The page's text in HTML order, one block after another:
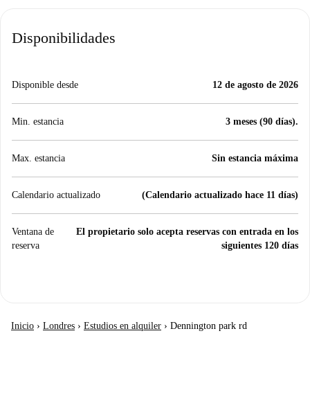
Disponibilidades
Disponible desde 12 de agosto de 2026
Min. estancia 3 meses (90 días).
Max. estancia Sin estancia máxima
Calendario actualizado (Calendario actualizado hace 11 días)
Ventana de
reserva
El propietario solo acepta reservas con entrada en los
siguientes 120 días
Inicio › Londres › Estudios en alquiler › Dennington park rd